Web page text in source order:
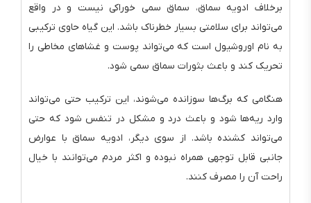
برخلاف ادویه سماق، سماق سمی خوراکی نیست و در واقع
می‌تواند برای سلامتی بسیار خطرناک باشد. این گیاه حاوی ترکیبی
به نام اوروشیول است که می‌تواند پوست و غشاهای مخاطی را
تحریک کند و باعث بثورات سماق سمی شود.
هنگامی که برگ‌ها سوزانده می‌شوند، این ترکیب حتی می‌تواند
وارد ریه‌ها شود و باعث درد و مشکل در تنفس شود که حتی
می‌تواند کشنده باشد. از سوی دیگر، ادویه سماق با عوارض
جانبی قابل توجهی همراه نبوده و اکثر مردم می‌توانند با خیال
راحت آن را مصرف کنند.